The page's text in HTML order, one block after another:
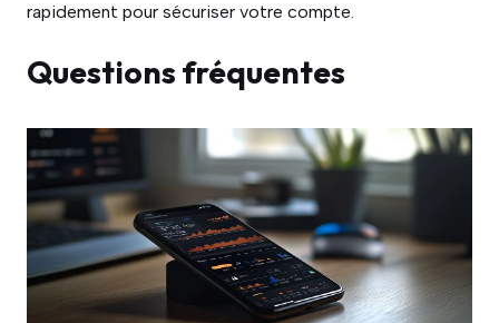
rapidement pour sécuriser votre compte.
Questions fréquentes